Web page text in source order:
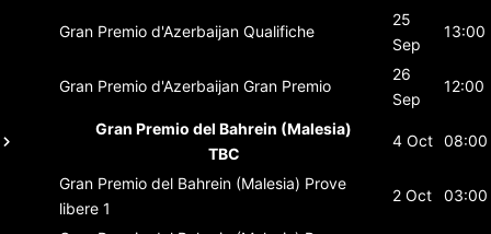
Gran Premio d'Azerbaijan Qualifiche
25
Sep
13:00
Gran Premio d'Azerbaijan Gran Premio
26
Sep
12:00
Gran Premio del Bahrein (Malesia)
TBC
4 Oct 08:00
Gran Premio del Bahrein (Malesia) Prove
libere 1
2 Oct 03:00